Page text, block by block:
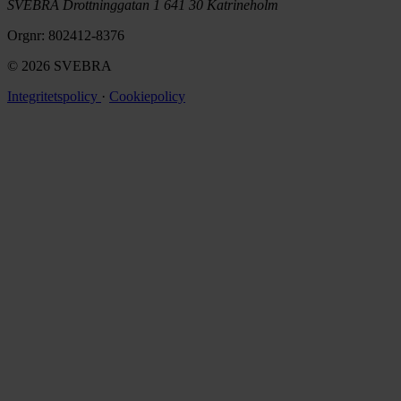
SVEBRA Drottninggatan 1 641 30 Katrineholm
Orgnr: 802412-8376
© 2026 SVEBRA
Integritetspolicy · Cookiepolicy